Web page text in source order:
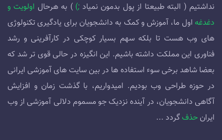
نداشتیم ( البته طبیعتا از پول بدمون نمیاد ;) ) به هرحال اولویت و
دغدغه اول ما، آموزش و کمک به دانشجویان برای یادگیری تکنولوژی
های وب هست تا بلکه سهم بسیار کوچکی در کارآفرینی و رشد
فناوری این مملکت داشته باشیم. این انگیزه در حالی قوی تر شد که
بعضا شاهد برخی سوء استفاده ها در بین سایت های آموزشی ایرانی
در حوزه طراحی وب بودیم. امیدواریم، با گذشت زمان و افزایش
آگاهی دانشجویان، در آینده نزدیک جو مسموم دلالی آموزشی از وب
ایران حذف گردد ...